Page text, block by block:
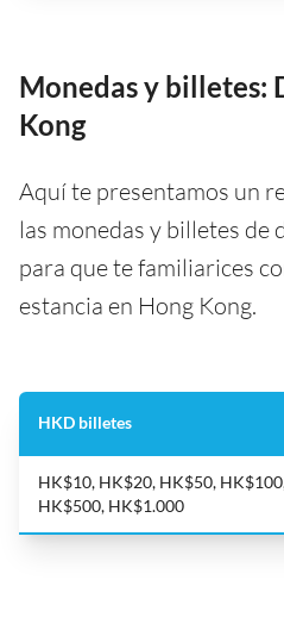
Monedas y billetes:
Kong
Aquí te presentamos un
las monedas y billetes de
para que te familiarices
estancia en Hong Kong.
HKD billetes
HK$10, HK$20, HK$50,
HK$500, HK$1.000